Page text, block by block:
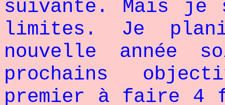
suivante. Mais
limites. Je
nouvelle année
prochains
premier à faire 4